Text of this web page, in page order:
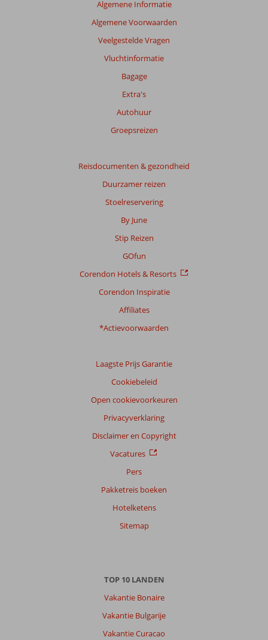
Algemene Informatie
Algemene Voorwaarden
Veelgestelde Vragen
Vluchtinformatie
Bagage
Extra's
Autohuur
Groepsreizen
Reisdocumenten & gezondheid
Duurzamer reizen
Stoelreservering
By June
Stip Reizen
GOfun
Corendon Hotels & Resorts
Corendon Inspiratie
Affiliates
*Actievoorwaarden
Laagste Prijs Garantie
Cookiebeleid
Open cookievoorkeuren
Privacyverklaring
Disclaimer en Copyright
Vacatures
Pers
Pakketreis boeken
Hotelketens
Sitemap
TOP 10 LANDEN
Vakantie Bonaire
Vakantie Bulgarije
Vakantie Curacao